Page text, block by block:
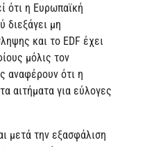
ότι η Ευρωπαϊκή
διεξάγει μη
και το EDF έχει
μόλις τον
αναφέρουν ότι η
αιτήματα για εύλογες
μετά την εξασφάλιση